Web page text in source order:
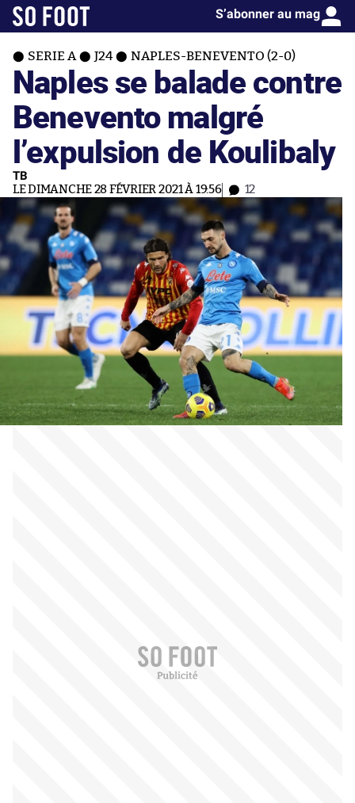
S’abonner au mag
SERIE A J24 NAPLES-BENEVENTO (2-0)
Naples se balade contre
Benevento malgré
l’expulsion de Koulibaly
TB
LE DIMANCHE 28 FÉVRIER 2021 À 19:56 12